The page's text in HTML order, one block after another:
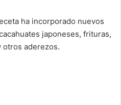
ha incorporado nuevos
japoneses, frituras,
otros aderezos.